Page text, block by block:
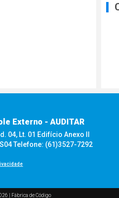
Externo - AUDITAR
04, Lt. 01 Edifício Anexo II
Telefone: (61)3527-7292
| Fábrica de Código